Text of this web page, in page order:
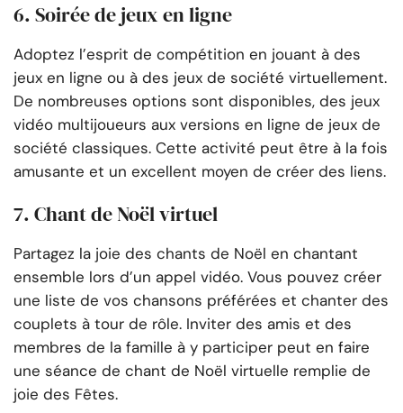
6. Soirée de jeux en ligne
Adoptez l’esprit de compétition en jouant à des
jeux en ligne ou à des jeux de société virtuellement.
De nombreuses options sont disponibles, des jeux
vidéo multijoueurs aux versions en ligne de jeux de
société classiques. Cette activité peut être à la fois
amusante et un excellent moyen de créer des liens.
7. Chant de Noël virtuel
Partagez la joie des chants de Noël en chantant
ensemble lors d’un appel vidéo. Vous pouvez créer
une liste de vos chansons préférées et chanter des
couplets à tour de rôle. Inviter des amis et des
membres de la famille à y participer peut en faire
une séance de chant de Noël virtuelle remplie de
joie des Fêtes.